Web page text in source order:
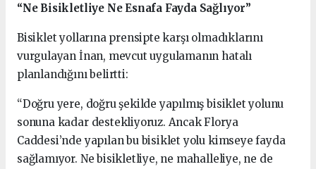
“Ne Bisikletliye Ne Esnafa Fayda Sağlıyor”
Bisiklet yollarına prensipte karşı olmadıklarını
vurgulayan İnan, mevcut uygulamanın hatalı
planlandığını belirtti:
“Doğru yere, doğru şekilde yapılmış bisiklet yolunu
sonuna kadar destekliyoruz. Ancak Florya
Caddesi’nde yapılan bu bisiklet yolu kimseye fayda
sağlamıyor. Ne bisikletliye, ne mahalleliye, ne de